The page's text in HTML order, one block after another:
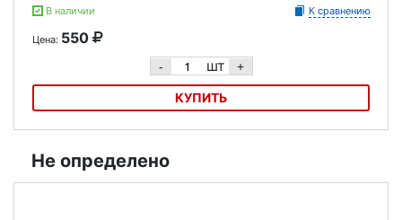
В наличии К сравнению
Цена: 550
- шт +
КУПИТЬ
Не определено